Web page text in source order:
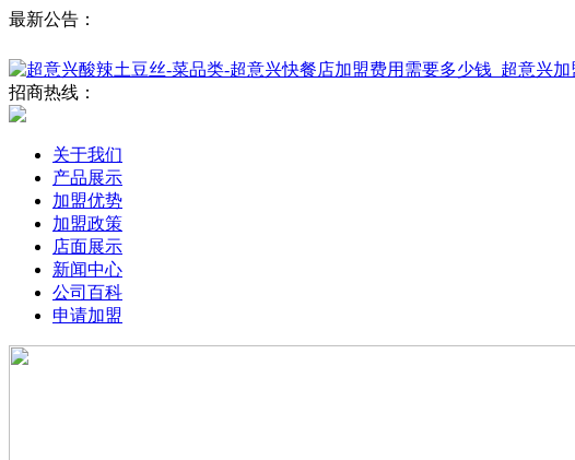
最新公告：
招商热线：
关于我们
产品展示
加盟优势
加盟政策
店面展示
新闻中心
公司百科
申请加盟